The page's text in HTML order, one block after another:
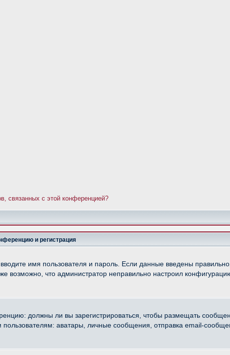
связанных с этой конференцией?
и регистрация
имя пользователя и пароль. Если данные введены
возможно, что администратор неправильно настроил
должны ли вы зарегистрироваться, чтобы размещать
аватары, личные сообщения, отправка email-